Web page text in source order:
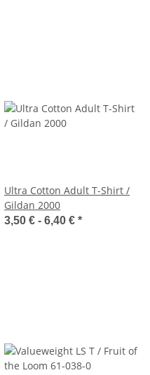
Ultra Cotton Adult T-Shirt /
Gildan 2000
3,50 € - 6,40 € *